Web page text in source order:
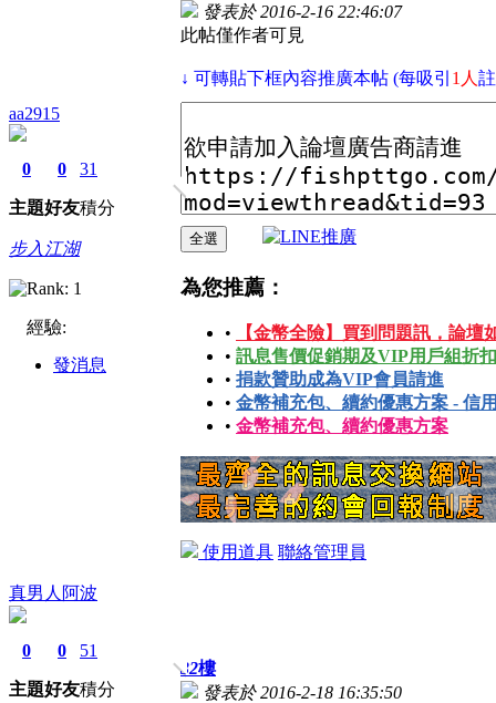
aa2915
0
主題
0
好友
31
積分
步入江湖
經驗:
發消息
發表於 2016-2-16 22:46:07
此帖僅作者可見
↓ 可轉貼下框內容推廣本帖 (每吸引 1人
為您推薦：
•
【金幣全險】買到問題訊，論壇
• 訊息售價促銷期及VIP用戶組折
• 捐款贊助成為VIP會員請進
• 金幣補充包、續約優惠方案 - 信
• 金幣補充包、續約優惠方案
使用道具 聯絡管理員
真男人阿波
0
主題
0
好友
51
積分
32樓
發表於 2016-2-18 16:35:50